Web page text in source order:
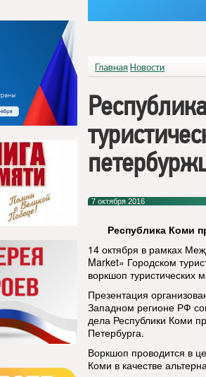
Главная Новости
7 октября 2016
Республика Коми
14 октября в рамках
Market» Городском
воркшоп туристических
Презентация
Западном регионе РФ
дела Республики Коми
Петербурга.
Воркшоп проводится в
Коми в качестве